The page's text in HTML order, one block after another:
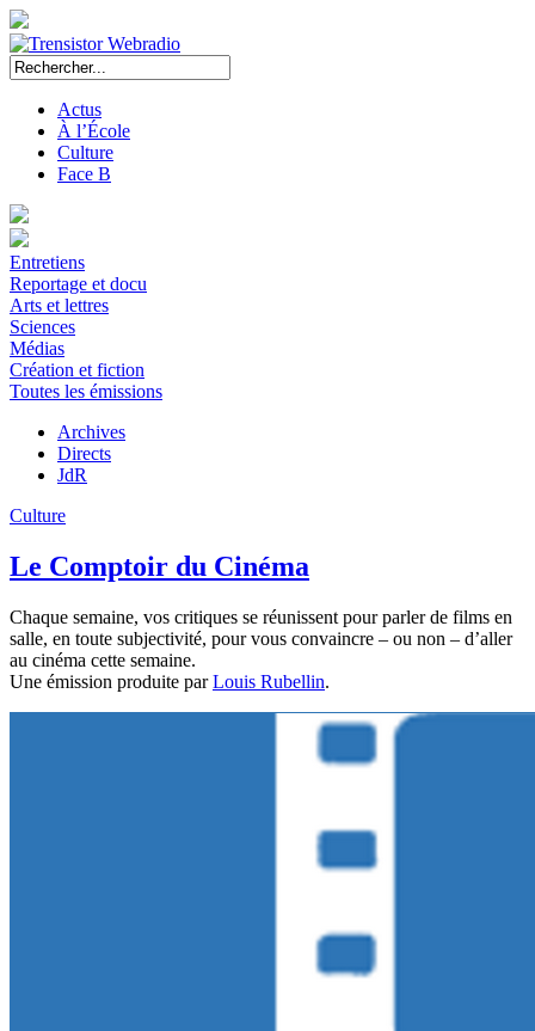
Actus
À l’École
Culture
Face B
Entretiens
Reportage et docu
Arts et lettres
Sciences
Médias
Création et fiction
Toutes les émissions
Archives
Directs
JdR
Culture
Le Comptoir du Cinéma
Chaque semaine, vos critiques se réunissent pour parler de films en
salle, en toute subjectivité, pour vous convaincre – ou non – d’aller
au cinéma cette semaine.
Une émission produite parLouis Rubellin.